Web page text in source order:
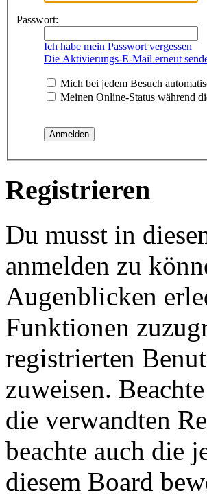
Passwort:
Ich habe mein Passwort vergessen
Die Aktivierungs-E-Mail erneut
Mich bei jedem Besuch
Meinen Online-Status während
Registrieren
Du musst in
anmelden zu
Augenblicken
Funktionen
registrierten
zuweisen.
die verwandten
beachte auch die
diesem Board